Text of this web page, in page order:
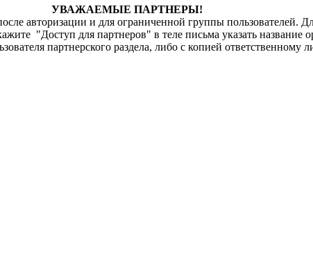
УВАЖАЕМЫЕ ПАРТНЕРЫ!
авторизации и для ограниченной группы пользователей.
"Доступ для партнеров" в теле письма указать
партнерского раздела, либо с копией ответственному